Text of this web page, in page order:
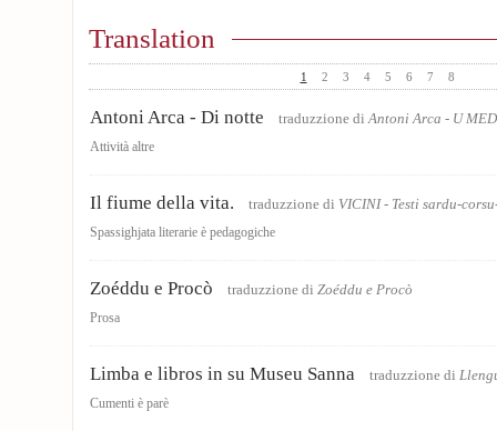
Translation
1 2 3 4 5 6 7 8
Antoni Arca - Di notte traduzzione diAntoni Arca - U
Attività altre
Il fiume della vita. traduzzione di VICINI - Testi sardu-
Spassighjata literarie è pedagogiche
Zoéddu e Procò traduzzione di Zoéddu e Procò
Prosa
Limba e libros in su Museu Sanna traduzzione di
Cumenti è parè